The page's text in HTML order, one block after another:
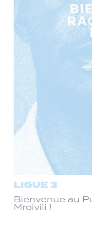
LIGUE 3
Bienvenue au
Mroivili !